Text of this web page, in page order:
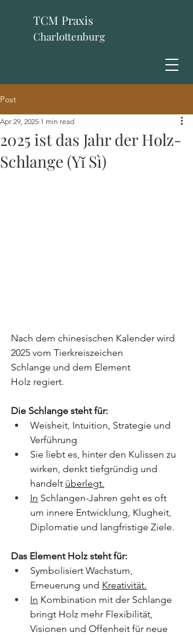
TCM Praxis
Charlottenburg
Post
2025 ist das Jahr der Holz-
Schlange (Yǐ Sì)
Apr 29, 2025 1 min read
Nach dem chinesischen Kalender wird
2025 vom Tierkreiszeichen
Schlange und dem Element
Holz regiert.
Die Schlange steht für:
Weisheit, Intuition, Strategie und
Verführung
Sie liebt es, hinter den Kulissen zu
wirken, denkt tiefgründig und
handelt überlegt.
In Schlangen-Jahren geht es oft
um innere Entwicklung, Klugheit,
Diplomatie und langfristige Ziele.
Das Element Holz steht für:
Symbolisiert Wachstum,
Erneuerung und Kreativität.
In Kombination mit der Schlange
bringt Holz mehr Flexibilität,
Visionen und Offenheit für neue